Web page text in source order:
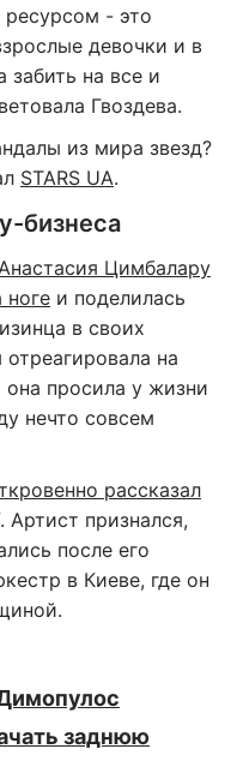
- это
девочки и в
забить на все и
Гвоздева.
из мира звезд?
STARS UA.
бизнеса
Цимбалару
ноге и поделилась
в своих
на
она просила у жизни
нечто совсем
рассказал
. Артист признался,
после его
в Киеве, где он
заднюю